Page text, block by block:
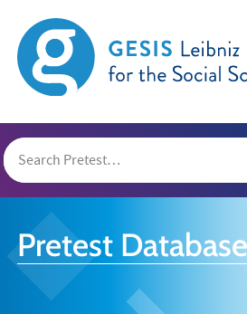
Pretest Database